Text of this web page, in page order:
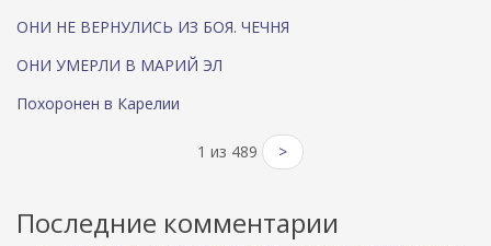
ОНИ НЕ ВЕРНУЛИСЬ ИЗ БОЯ. ЧЕЧНЯ
ОНИ УМЕРЛИ В МАРИЙ ЭЛ
Похоронен в Карелии
1 из 489 >
Последние комментарии